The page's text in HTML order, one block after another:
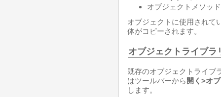
オブジェクトメソッド
オブジェクトに使用されて
体がコピーされます。
オブジェクトライブラ
既存のオブジェクトライブ
はツールバーから 開く >オ
します。